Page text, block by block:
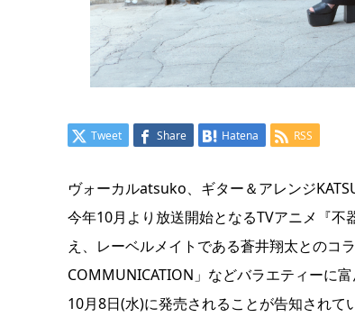
Tweet Share Hatena RSS
ヴォーカルatsuko、ギター＆アレンジ
今年10月より放送開始となるTVアニメ『
え、レーベルメイトである蒼井翔太とのコ
COMMUNICATION」などバラエティーに
10月8日(水)に発売されることが告知されて